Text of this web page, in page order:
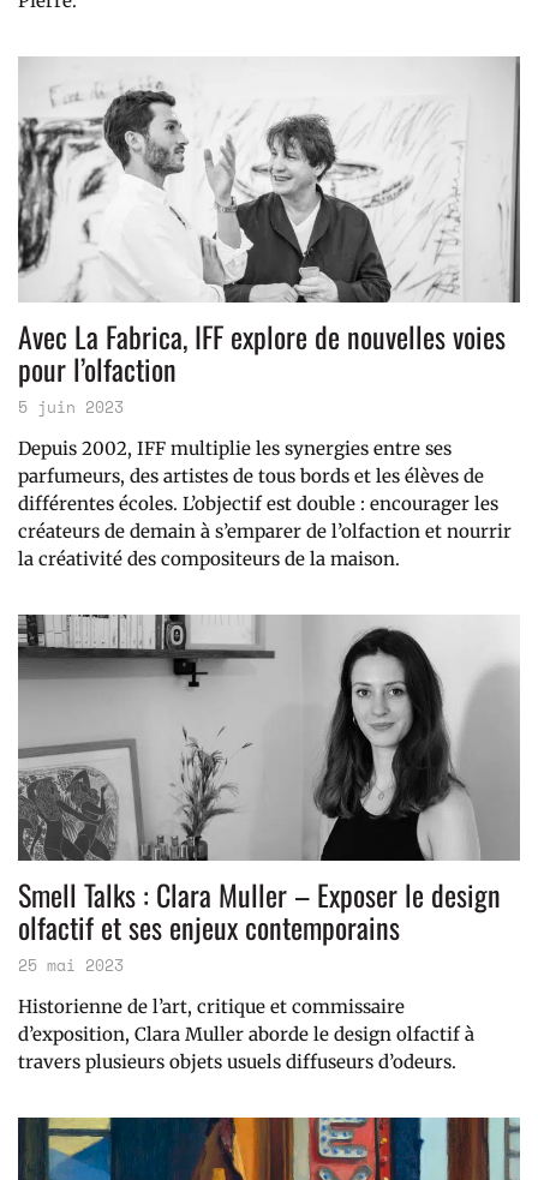
Avec La Fabrica, IFF explore de nouvelles voies
pour l’olfaction
5 juin 2023
Depuis 2002, IFF multiplie les synergies entre ses
parfumeurs, des artistes de tous bords et les élèves de
différentes écoles. L’objectif est double : encourager les
créateurs de demain à s’emparer de l’olfaction et nourrir
la créativité des compositeurs de la maison.
Smell Talks : Clara Muller – Exposer le design
olfactif et ses enjeux contemporains
25 mai 2023
Historienne de l’art, critique et commissaire
d’exposition, Clara Muller aborde le design olfactif à
travers plusieurs objets usuels diffuseurs d’odeurs.